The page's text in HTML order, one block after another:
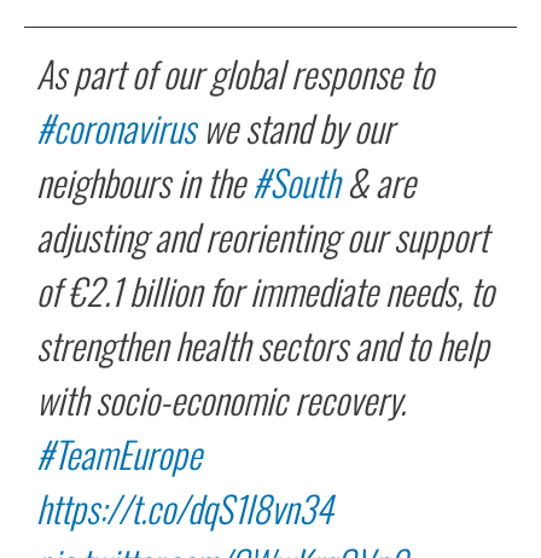
As part of our global response to
#coronaviruswe stand by our
neighbours in the#South& are
adjusting and reorienting our support
of €2.1 billion for immediate needs, to
strengthen health sectors and to help
with socio-economic recovery.
#TeamEurope
https://t.co/dqS1l8vn34